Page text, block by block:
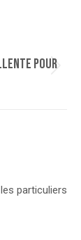
pour
particuliers